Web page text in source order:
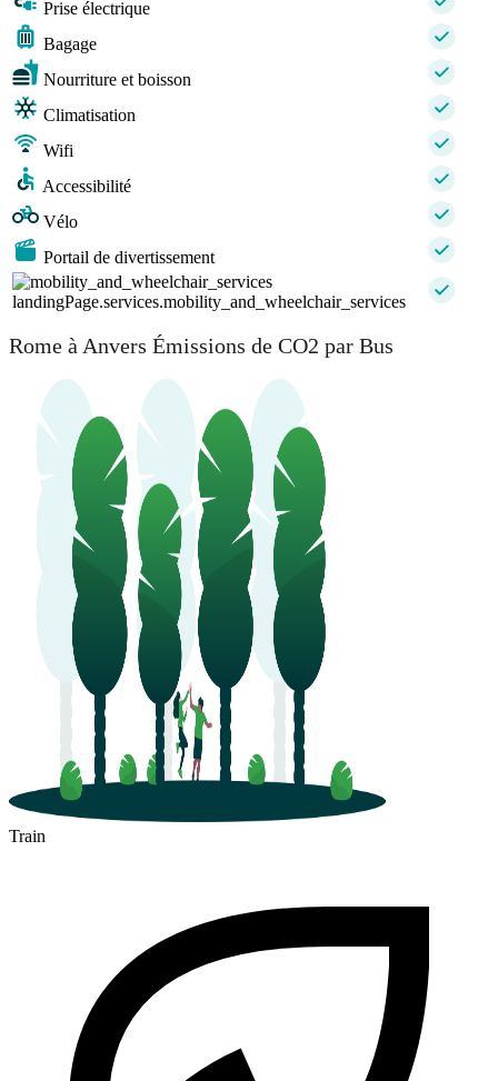
Prise électrique
Bagage
Nourriture et boisson
Climatisation
Wifi
Accessibilité
Vélo
Portail de divertissement
landingPage.services.mobility_and_wheelchair_services
Rome à Anvers Émissions de CO2 par Bus
Train